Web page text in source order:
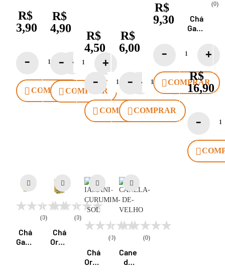
R$
3,90
COMPRAR
R$
4,90
COMPRAR
R$
4,50
COMPRAR
R$
6,00
COMPRAR
R$
9,30
COMPRAR
(0)
Chá
Iamaní
R$
16,90
(0)
Chá
Gaseificado
(0)
Chá
Orgânico
(0)
Chá
Orgânico
(0)
Canela
de